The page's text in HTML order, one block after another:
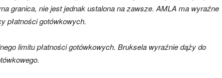
granica, nie jest jednak ustalona na zawsze. AMLA ma wyraźne
płatności gotówkowych.
limitu płatności gotówkowych. Bruksela wyraźnie dąży do